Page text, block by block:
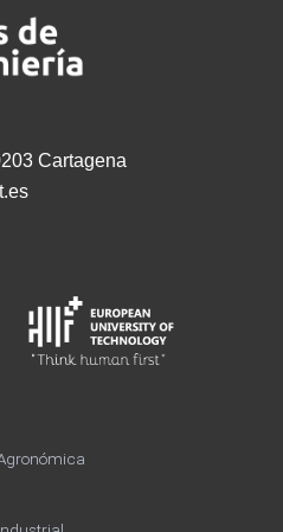
Cartagena